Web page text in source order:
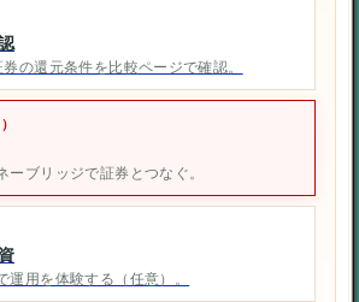
の還元条件を比較ページで確認。
ーブリッジで証券とつなぐ。
運用を体験する（任意）。